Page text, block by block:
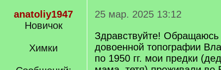
anatoliy1947
Новичок
Химки
25 мар. 2025 13:12
Здравствуйте! Обращаюсь
довоенной топографии
по 1950 гг. мои предки